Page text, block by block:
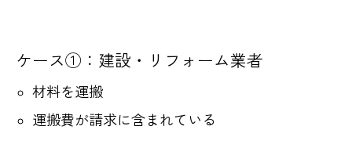
ケース①：建設・リフォーム業者
材料を運搬
運搬費が請求に含まれている